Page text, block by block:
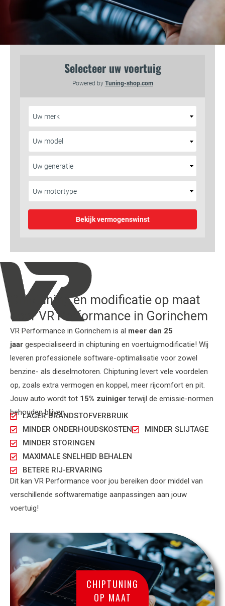
Chiptuning en modificatie op maat
door VR Performance in Gorinchem
VR Performance in Gorinchem is al meer dan 25
jaar gespecialiseerd in chiptuning en voertuigmodificatie! Wij
leveren professionele software-optimalisatie voor zowel
benzine- als dieselmotoren. Chiptuning levert vele voordelen
op, zoals extra vermogen en koppel, meer rijcomfort en pit.
Jouw auto wordt tot 15% zuiniger terwijl de emissie-normen
behouden blijven.
LAGER BRANDSTOFVERBRUIK
MINDER ONDERHOUDSKOSTEN
MINDER SLIJTAGE
MINDER STORINGEN
MAXIMALE SNELHEID BEHALEN
BETERE RIJ-ERVARING
Dit kan VR Performance voor jou bereiken door middel van
verschillende softwarematige aanpassingen aan jouw
voertuig!
CHIPTUNING
OP MAAT